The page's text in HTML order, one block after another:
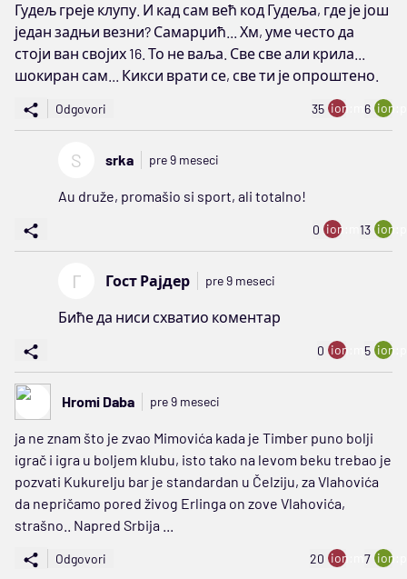
Гудељ греје клупу. И кад сам већ код Гудеља, где је још
један задњи везни? Самарџић... Хм, уме често да
стоји ван својих 16. То не ваља. Све све али крила...
шокиран сам... Кикси врати се, све ти је опроштено.
Odgovori 35 ion:minus
6
S srka pre 9 meseci
Au druže, promašio si sport, ali totalno!
0 ion:minus
13
Г Гост Рајдер pre 9 meseci
Биће да ниси схватио коментар
0 ion:minus
5
Hromi Daba pre 9 meseci
ja ne znam što je zvao Mimovića kada je Timber puno bolji
igrač i igra u boljem klubu, isto tako na levom beku trebao je
pozvati Kukurelju bar je standardan u Čelziju, za Vlahovića
da nepričamo pored živog Erlinga on zove Vlahovića,
strašno.. Napred Srbija ...
Odgovori 20 ion:minus
7